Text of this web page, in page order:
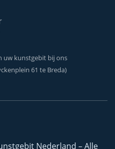
uw kunstgebit bij ons
61 te Breda)
Nederland – Alle